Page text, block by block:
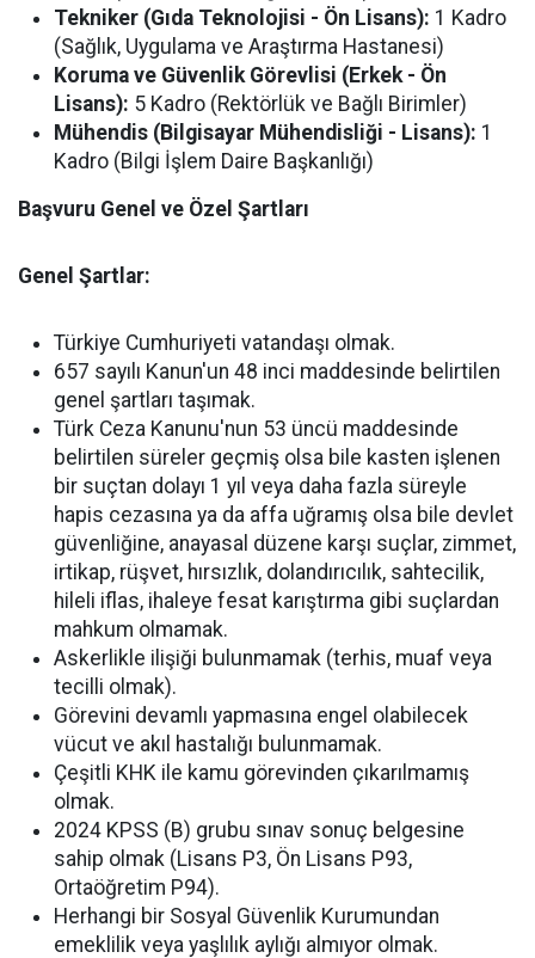
Tekniker (Gıda Teknolojisi - Ön Lisans): 1 Kadro
(Sağlık, Uygulama ve Araştırma Hastanesi)
Koruma ve Güvenlik Görevlisi (Erkek - Ön
Lisans): 5 Kadro (Rektörlük ve Bağlı Birimler)
Mühendis (Bilgisayar Mühendisliği - Lisans): 1
Kadro (Bilgi İşlem Daire Başkanlığı)
Başvuru Genel ve Özel Şartları
Genel Şartlar:
Türkiye Cumhuriyeti vatandaşı olmak.
657 sayılı Kanun'un 48 inci maddesinde belirtilen
genel şartları taşımak.
Türk Ceza Kanunu'nun 53 üncü maddesinde
belirtilen süreler geçmiş olsa bile kasten işlenen
bir suçtan dolayı 1 yıl veya daha fazla süreyle
hapis cezasına ya da affa uğramış olsa bile devlet
güvenliğine, anayasal düzene karşı suçlar, zimmet,
irtikap, rüşvet, hırsızlık, dolandırıcılık, sahtecilik,
hileli iflas, ihaleye fesat karıştırma gibi suçlardan
mahkum olmamak.
Askerlikle ilişiği bulunmamak (terhis, muaf veya
tecilli olmak).
Görevini devamlı yapmasına engel olabilecek
vücut ve akıl hastalığı bulunmamak.
Çeşitli KHK ile kamu görevinden çıkarılmamış
olmak.
2024 KPSS (B) grubu sınav sonuç belgesine
sahip olmak (Lisans P3, Ön Lisans P93,
Ortaöğretim P94).
Herhangi bir Sosyal Güvenlik Kurumundan
emeklilik veya yaşlılık aylığı almıyor olmak.